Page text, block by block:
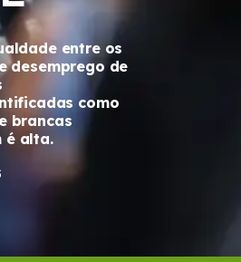
entre os
desemprego de
como
brancas
é alta.